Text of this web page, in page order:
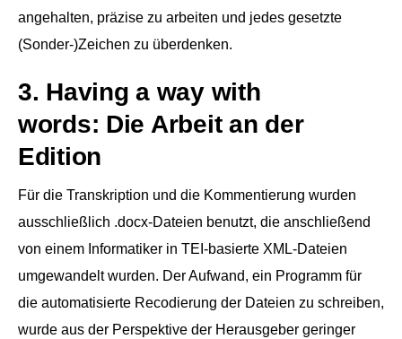
angehalten, präzise zu arbeiten und jedes gesetzte
(Sonder-)Zeichen zu überdenken.
3. Having a way with
words: Die Arbeit an der
Edition
Für die Transkription und die Kommentierung wurden
ausschließlich .docx-Dateien benutzt, die anschließend
von einem Informatiker in TEI-basierte XML-Dateien
umgewandelt wurden. Der Aufwand, ein Programm für
die automatisierte Recodierung der Dateien zu schreiben,
wurde aus der Perspektive der Herausgeber geringer